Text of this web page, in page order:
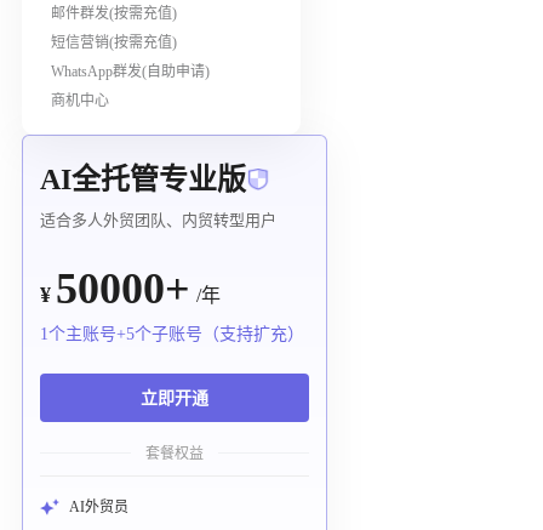
邮件群发(按需充值)
短信营销(按需充值)
WhatsApp群发(自助申请)
商机中心
AI全托管专业版
适合多人外贸团队、内贸转型用户
¥ 50000+ /年
1个主账号+5个子账号（支持扩充）
立即开通
套餐权益
AI外贸员